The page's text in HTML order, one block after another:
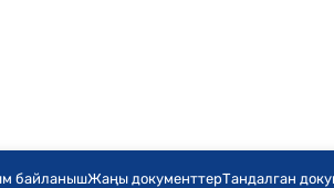
байланышЖаңы документтерТандалган